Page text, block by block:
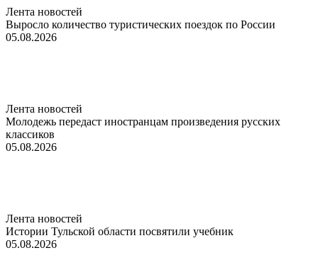
Лента новостей
Выросло количество туристических поездок по России
05.08.2026
Лента новостей
Молодежь передаст иностранцам произведения русских
классиков
05.08.2026
Лента новостей
Истории Тульской области посвятили учебник
05.08.2026